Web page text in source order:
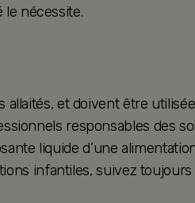
le nécessite.
et doivent être
responsables des
liquide d’une
infantiles, suivez